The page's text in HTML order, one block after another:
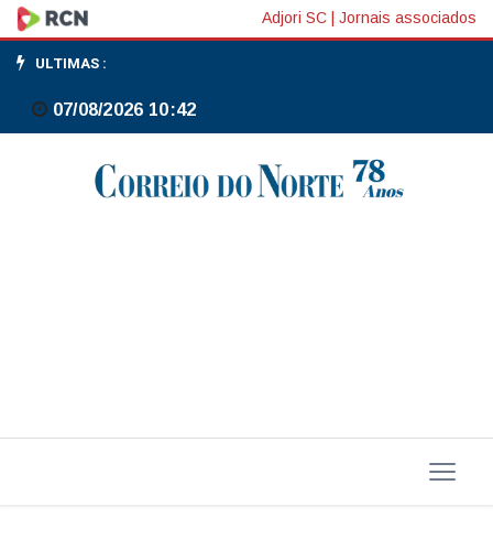
PF
realiza
operação
combater
PCC
Adjori SC Jornais associados
ULTIMAS :
07/08/2026 10:42